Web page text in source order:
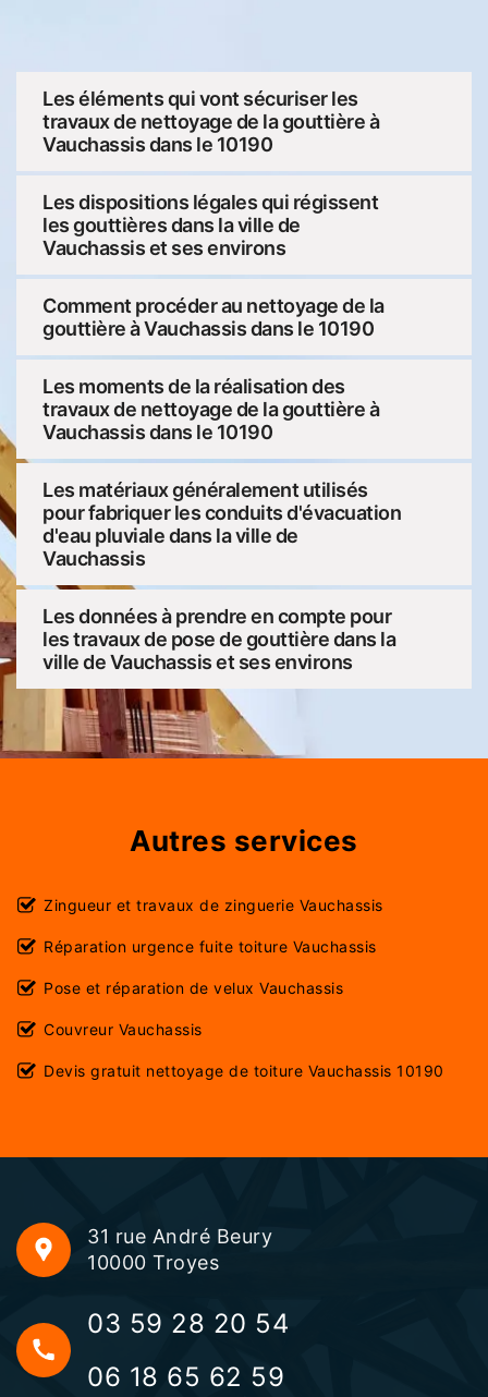
Les éléments qui vont sécuriser les
travaux de nettoyage de la gouttière à
Vauchassis dans le 10190
Les dispositions légales qui régissent
les gouttières dans la ville de
Vauchassis et ses environs
Comment procéder au nettoyage de la
gouttière à Vauchassis dans le 10190
Les moments de la réalisation des
travaux de nettoyage de la gouttière à
Vauchassis dans le 10190
Les matériaux généralement utilisés
pour fabriquer les conduits d'évacuation
d'eau pluviale dans la ville de
Vauchassis
Les données à prendre en compte pour
les travaux de pose de gouttière dans la
ville de Vauchassis et ses environs
Autres services
Zingueur et travaux de zinguerie Vauchassis
Réparation urgence fuite toiture Vauchassis
Pose et réparation de velux Vauchassis
Couvreur Vauchassis
Devis gratuit nettoyage de toiture Vauchassis 10190
31 rue André Beury
10000 Troyes
03 59 28 20 54
06 18 65 62 59